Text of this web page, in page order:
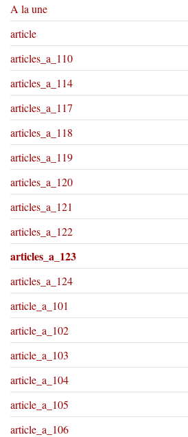
A la une
article
articles_a_110
articles_a_114
articles_a_117
articles_a_118
articles_a_119
articles_a_120
articles_a_121
articles_a_122
articles_a_123
articles_a_124
article_a_101
article_a_102
article_a_103
article_a_104
article_a_105
article_a_106